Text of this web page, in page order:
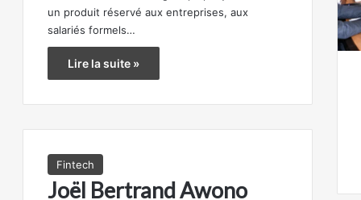
un produit réservé aux entreprises, aux
salariés formels…
Lire la suite »
Fintech
Joël Bertrand Awono